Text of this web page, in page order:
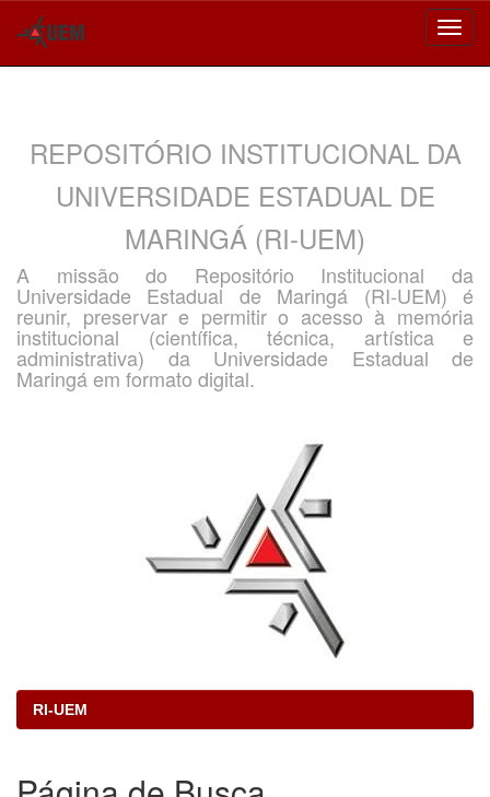
REPOSITÓRIO INSTITUCIONAL DA
UNIVERSIDADE ESTADUAL DE
MARINGÁ (RI-UEM)
A missão do Repositório Institucional da
Universidade Estadual de Maringá (RI-UEM) é
reunir, preservar e permitir o acesso à memória
institucional (científica, técnica, artística e
administrativa) da Universidade Estadual de
Maringá em formato digital.
RI-UEM